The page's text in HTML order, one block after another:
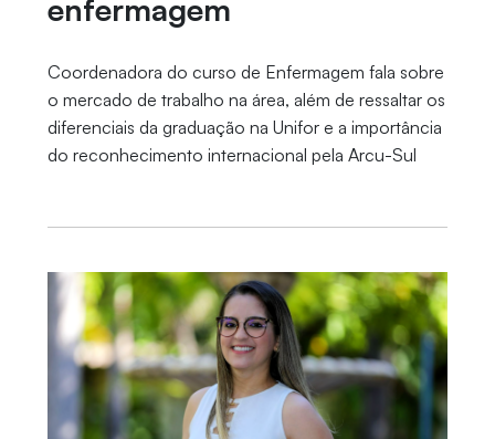
enfermagem
Coordenadora do curso de Enfermagem fala sobre
o mercado de trabalho na área, além de ressaltar os
diferenciais da graduação na Unifor e a importância
do reconhecimento internacional pela Arcu-Sul